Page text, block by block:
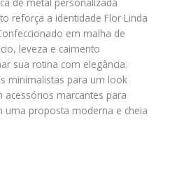
reforça a identidade Flor Linda
em malha de
leveza e caimento
sua rotina com elegância.
minimalistas para um look
acessórios marcantes para
proposta moderna e cheia